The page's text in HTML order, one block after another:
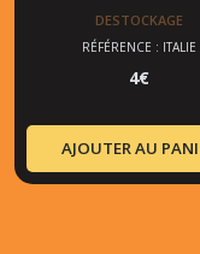
DESTOCKAGE
RÉFÉRENCE : ITALIE
4€
AJOUTER AU